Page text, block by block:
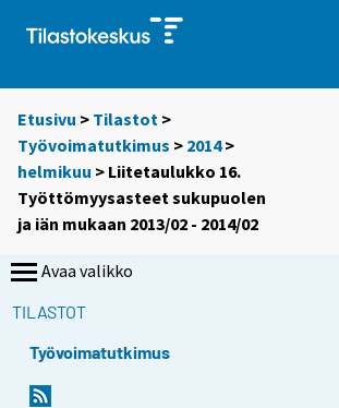
Etusivu > Tilastot >
Työvoimatutkimus > 2014>
helmikuu > Liitetaulukko 16.
Työttömyysasteet sukupuolen
ja iän mukaan 2013/02 - 2014/02
Avaa valikko
TILASTOT
Työvoimatutkimus